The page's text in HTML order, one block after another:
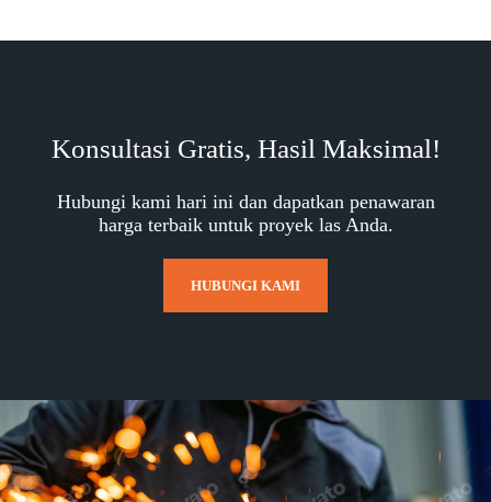
Konsultasi Gratis, Hasil Maksimal!
Hubungi kami hari ini dan dapatkan penawaran
harga terbaik untuk proyek las Anda.
HUBUNGI KAMI